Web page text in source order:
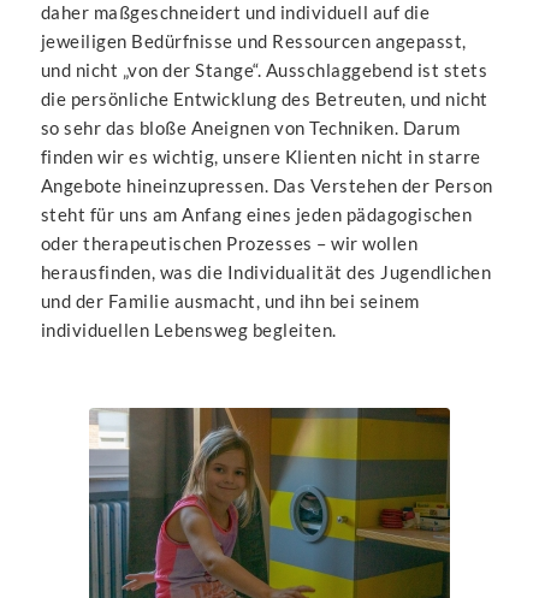
daher maßgeschneidert und individuell auf die
jeweiligen Bedürfnisse und Ressourcen angepasst,
und nicht „von der Stange“. Ausschlaggebend ist stets
die persönliche Entwicklung des Betreuten, und nicht
so sehr das bloße Aneignen von Techniken. Darum
finden wir es wichtig, unsere Klienten nicht in starre
Angebote hineinzupressen. Das Verstehen der Person
steht für uns am Anfang eines jeden pädagogischen
oder therapeutischen Prozesses – wir wollen
herausfinden, was die Individualität des Jugendlichen
und der Familie ausmacht, und ihn bei seinem
individuellen Lebensweg begleiten.